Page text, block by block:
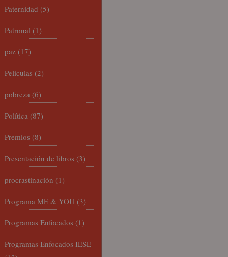
Paternidad (5)
Patronal (1)
paz (17)
Películas (2)
pobreza (6)
Política (87)
Premios (8)
Presentación de libros (3)
procrastinación (1)
Programa ME & YOU (3)
Programas Enfocados (1)
Programas Enfocados IESE